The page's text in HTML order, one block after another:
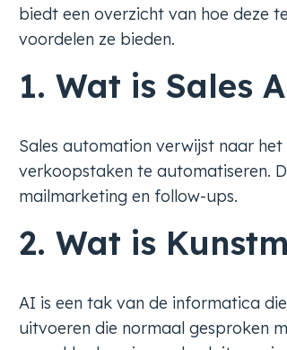
biedt een overzicht van hoe deze
voordelen ze bieden.
1. Wat is Sales
Sales automation verwijst naar
verkoopstaken te automatiseren.
mailmarketing en follow-ups.
2. Wat is
AI is een tak van de informatica
uitvoeren die normaal gesproken